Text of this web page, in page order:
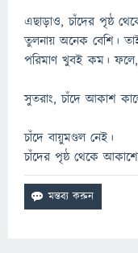
এছাড়াও, চাঁদের পৃষ্ঠ
তুলনায় অনেক বেশি।
পরিমাণ খুবই কম।
সুতরাং, চাঁদে আকাশ
চাঁদে বায়ুমণ্ডল নেই।
চাঁদের পৃষ্ঠ থেকে